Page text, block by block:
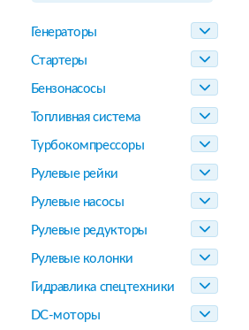
Генераторы
Стартеры
Бензонасосы
Топливная система
Турбокомпрессоры
Рулевые рейки
Рулевые насосы
Рулевые редукторы
Рулевые колонки
Гидравлика спецтехники
DC-моторы